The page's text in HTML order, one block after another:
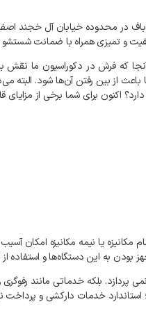
کیفیت و تمیزی همراه با
فرش در دکوراسیون ما نقش
از بین رفتن آن‌ها شود.
اکنون برای شما برخی از مزایای
یا نیمه مکانیزه امکان
به این دستگاه‌ها و استفاده
بلکه خدماتی مانند
استاندارد خدمات دارکشی و